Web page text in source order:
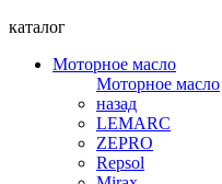
каталог
Моторное масло
Моторное масло
назад
LEMARC
ZEPRO
Repsol